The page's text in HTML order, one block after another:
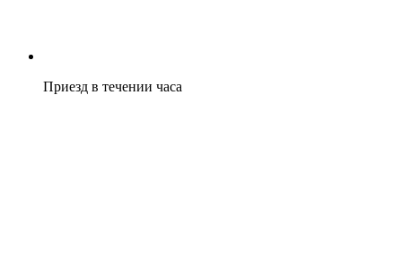
Приезд в течении часа